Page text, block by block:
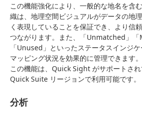
この機能強化により、一般的な地名を含
織は、地理空間ビジュアルがデータの地
く表現していることを保証でき、より信
つながります。また、「Unmatched」「
「Unused」といったステータスインジ
マッピング状況を効果的に管理できます。
この機能は、Quick Sight がサポートさ
Quick Suite リージョンで利用可能です。
分析